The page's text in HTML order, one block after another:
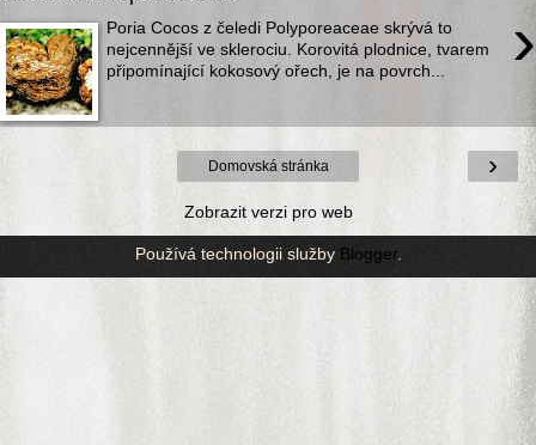
›
Poria Cocos z čeledi Polyporeaceae skrývá to
nejcennější ve sklerociu. Korovitá plodnice, tvarem
připomínající kokosový ořech, je na povrch...
›
Domovská stránka
Zobrazit verzi pro web
Používá technologii služby Blogger.